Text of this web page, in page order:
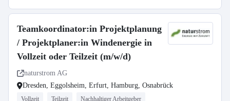
Teamkoordinator:in Projektplanung
/ Projektplaner:in Windenergie in
Vollzeit oder Teilzeit (m/w/d)
naturstrom AG
Dresden, Eggolsheim, Erfurt, Hamburg, Osnabrück
Vollzeit Teilzeit Nachhaltiger Arbeitgeber